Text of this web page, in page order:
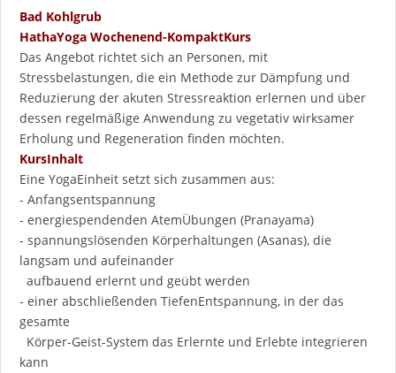
Bad Kohlgrub
HathaYoga Wochenend-KompaktKurs
Das Angebot richtet sich an Personen, mit
Stressbelastungen, die ein Methode zur Dämpfung und
Reduzierung der akuten Stressreaktion erlernen und über
dessen regelmäßige Anwendung zu vegetativ wirksamer
Erholung und Regeneration finden möchten.
KursInhalt
Eine YogaEinheit setzt sich zusammen aus:
- Anfangsentspannung
- energiespendenden AtemÜbungen (Pranayama)
- spannungslösenden Körperhaltungen (Asanas), die
langsam und aufeinander
aufbauend erlernt und geübt werden
- einer abschließenden TiefenEntspannung, in der das
gesamte
Körper-Geist-System das Erlernte und Erlebte integrieren
kann